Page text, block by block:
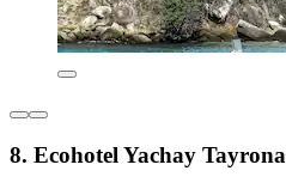
8. Ecohotel Yachay Tayrona